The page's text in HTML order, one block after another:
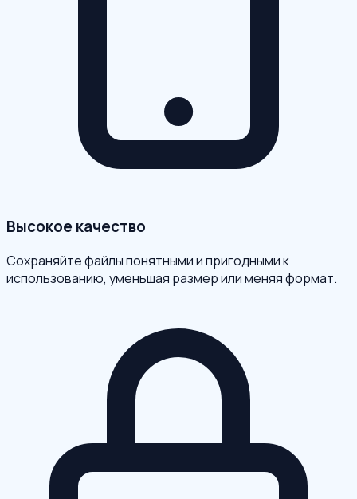
Высокое качество
Сохраняйте файлы понятными и пригодными к
использованию, уменьшая размер или меняя формат.